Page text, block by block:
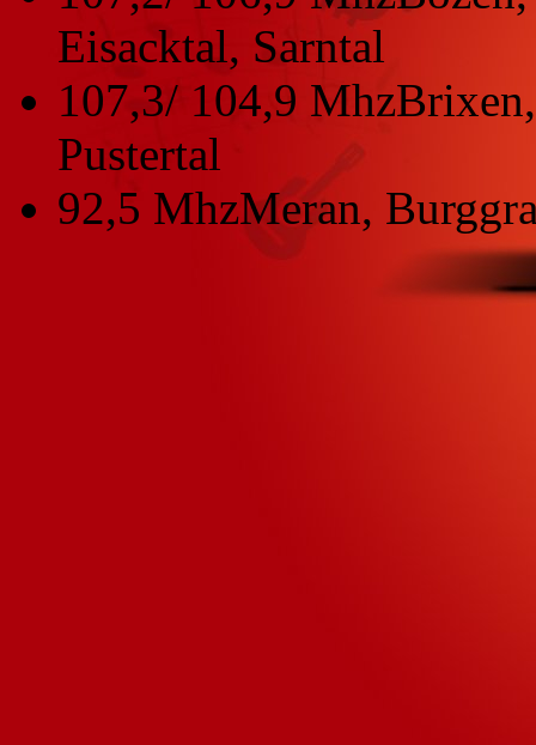
Eisacktal, Sarntal
107,3/ 104,9 Mhz
Pustertal
92,5 MhzMeran,